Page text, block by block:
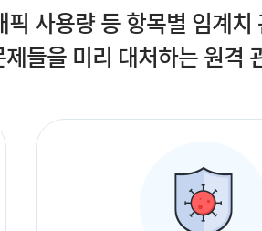
사용량 등 항목별 임계
제들을 미리 대처하는 원격